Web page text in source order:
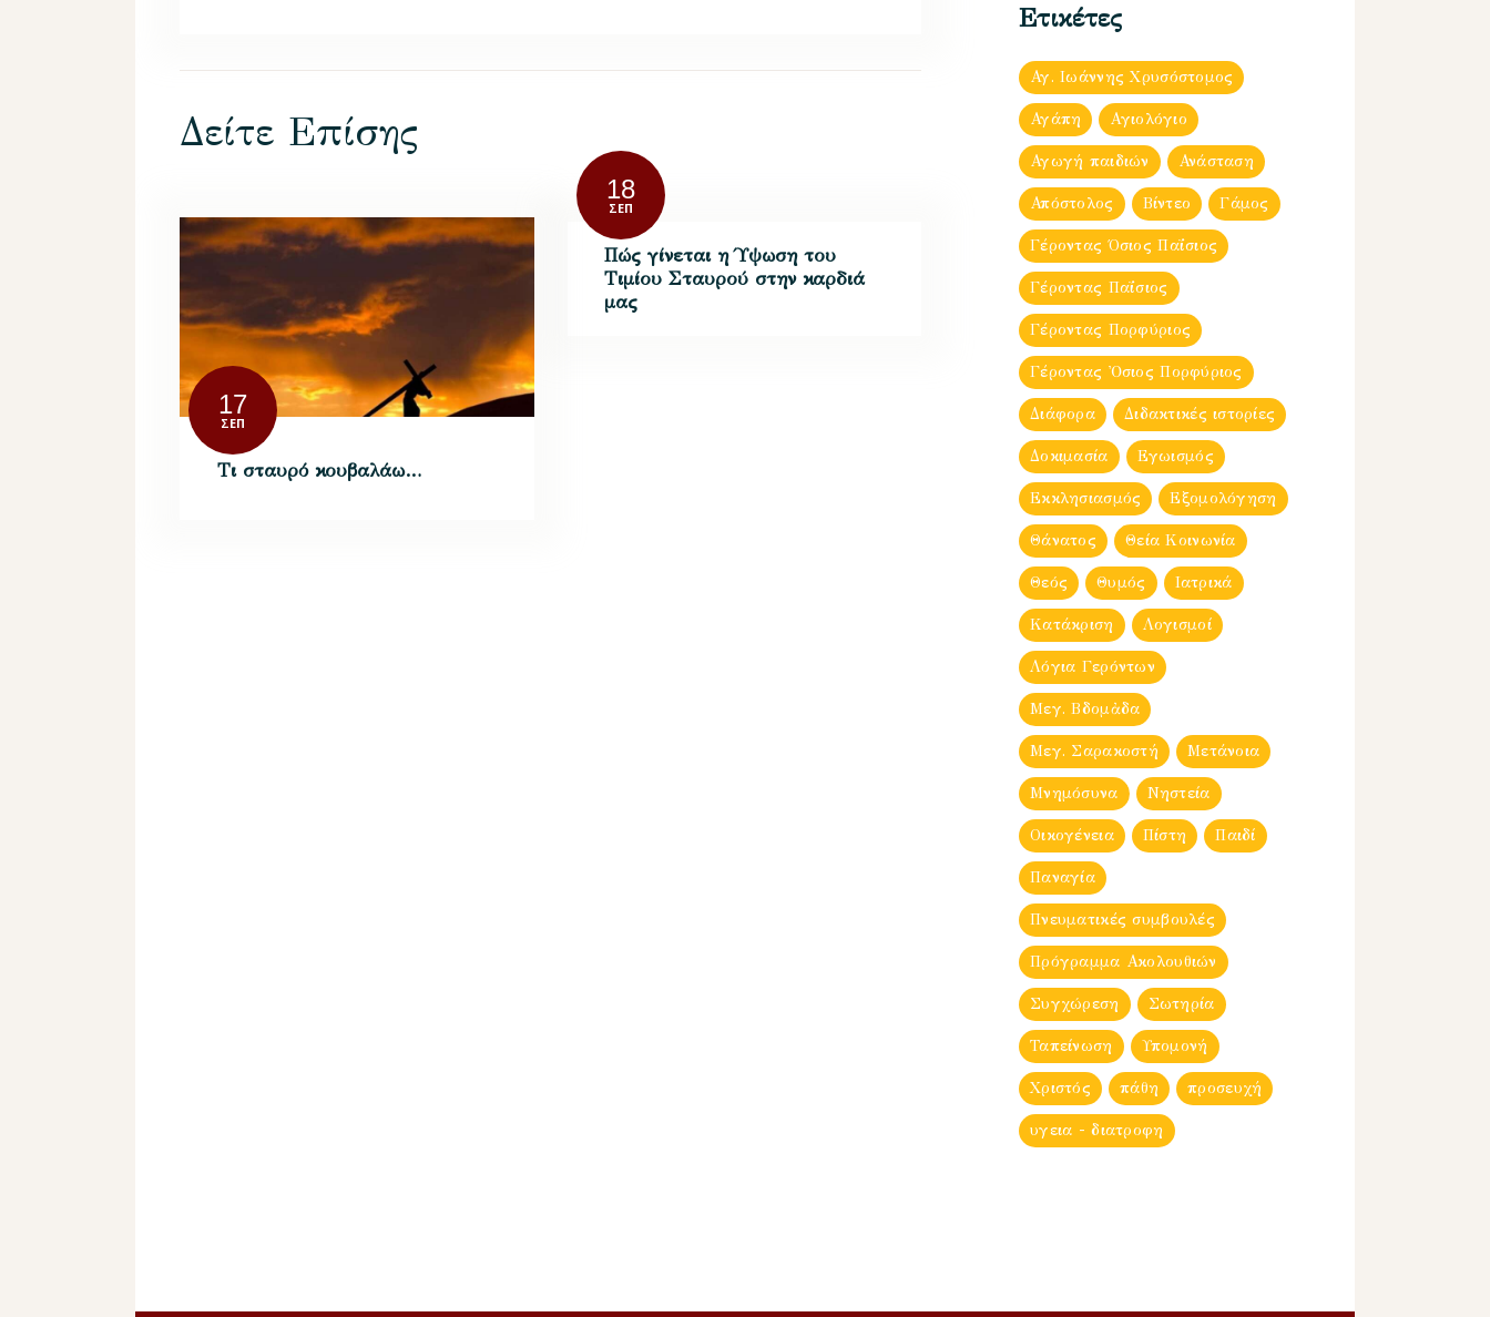
Δείτε Επίσης
17
ΣΕΠ
Τι σταυρό κουβαλάω…
18
ΣΕΠ
Πώς γίνεται η Ύψωση του
Τιμίου Σταυρού στην καρδιά
μας
Ετικέτες
Αγ. Ιωάννης Χρυσόστομος
Αγάπη Αγιολόγιο
Αγωγή παιδιών Ανάσταση
Απόστολος Βίντεο Γάμος
Γέροντας Όσιος Παΐσιος
Γέροντας Παΐσιος
Γέροντας Πορφύριος
Γέροντας Ὀσιος Πορφύριος
Διάφορα Διδακτικές ιστορίες
Δοκιμασία Εγωισμός
Εκκλησιασμός Εξομολόγηση
Θάνατος Θεία Κοινωνία
Θεός Θυμός Ιατρικά
Κατάκριση Λογισμοί
Λόγια Γερόντων
Μεγ. Βδομἀδα
Μεγ. Σαρακοστή Μετάνοια
Μνημόσυνα Νηστεία
Οικογένεια Πίστη Παιδί
Παναγία
Πνευματικές συμβουλές
Πρόγραμμα Ακολουθιών
Συγχώρεση Σωτηρία
Ταπείνωση Υπομονή
Χριστός πάθη προσευχή
υγεια - διατροφη